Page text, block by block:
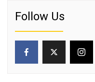
Follow Us